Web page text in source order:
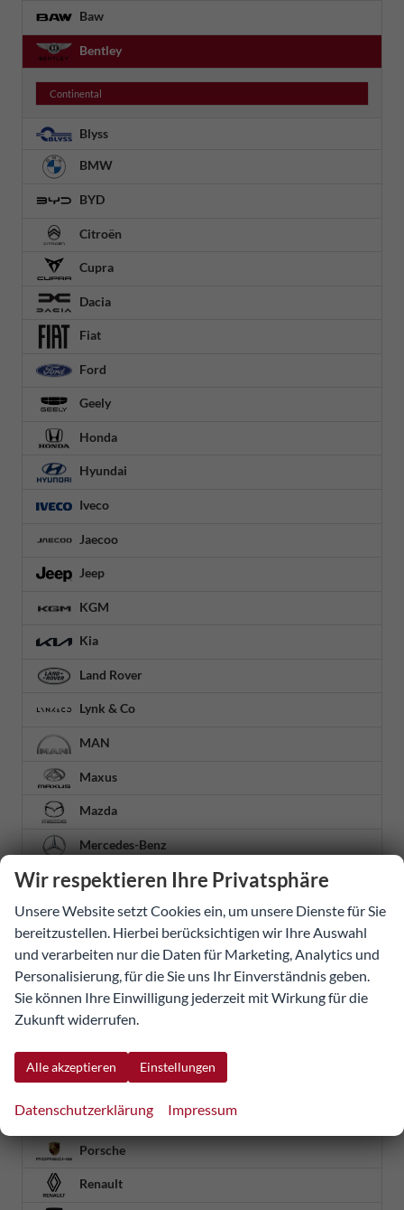
Baw
Bentley
Continental
Blyss
BMW
BYD
Citroën
Cupra
Dacia
Fiat
Ford
Geely
Honda
Hyundai
Iveco
Jaecoo
Jeep
KGM
Kia
Land Rover
Lynk & Co
MAN
Maxus
Mazda
Mercedes-Benz
MG
MINI
Nissan
Omoda
Ora
Peugeot
Porsche
Renault
Wir respektieren Ihre Privatsphäre
Unsere Website setzt Cookies ein, um unsere Dienste für Sie
bereitzustellen. Hierbei berücksichtigen wir Ihre Auswahl
und verarbeiten nur die Daten für Marketing, Analytics und
Personalisierung, für die Sie uns Ihr Einverständnis geben.
Sie können Ihre Einwilligung jederzeit mit Wirkung für die
Zukunft widerrufen.
Alle akzeptieren Einstellungen
Datenschutzerklärung Impressum